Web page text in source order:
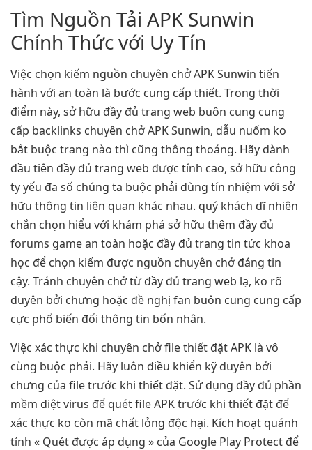
Tìm Nguồn Tải APK Sunwin
Chính Thức với Uy Tín
Việc chọn kiếm nguồn chuyên chở APK Sunwin tiến
hành với an toàn là bước cung cấp thiết. Trong thời
điểm này, sở hữu đầy đủ trang web buôn cung cung
cấp backlinks chuyên chở APK Sunwin, dẫu nuốm ko
bắt buộc trang nào thì cũng thông thoáng. Hãy dành
đầu tiên đầy đủ trang web được tính cao, sở hữu công
ty yếu đa số chúng ta buộc phải dùng tín nhiệm với sở
hữu thông tin liên quan khác nhau. quý khách dĩ nhiên
chắn chọn hiểu với khám phá sở hữu thêm đầy đủ
forums game an toàn hoặc đầy đủ trang tin tức khoa
học để chọn kiếm được nguồn chuyên chở đáng tin
cậy. Tránh chuyên chở từ đầy đủ trang web lạ, ko rõ
duyên bởi chưng hoặc đề nghị fan buôn cung cung cấp
cực phổ biến đổi thông tin bốn nhân.
Việc xác thực khi chuyên chở file thiết đặt APK là vô
cùng buộc phải. Hãy luôn điều khiển kỹ duyên bởi
chưng của file trước khi thiết đặt. Sử dụng đầy đủ phần
mềm diệt virus để quét file APK trước khi thiết đặt để
xác thực ko còn mã chất lỏng độc hại. Kích hoạt quánh
tính « Quét được áp dụng » của Google Play Protect để